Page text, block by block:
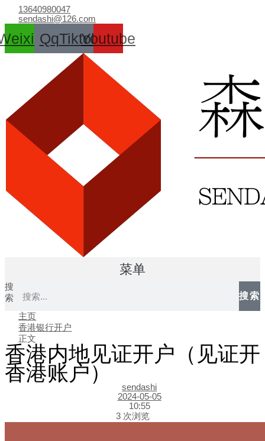
容
13640980047
sendashi@126.com
QqTiktokYoutube
菜单
搜
索
搜索
主页
香港银行开户
正文
香港内地见证开户（见证开
香港账户）
sendashi
2024-05-05
10:55
3 次浏览